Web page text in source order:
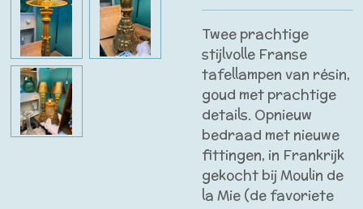
Twee prachtige
stijlvolle Franse
tafellampen van résin,
goud met prachtige
details. Opnieuw
bedraad met nieuwe
fittingen, in Frankrijk
gekocht bij Moulin de
la Mie (de favoriete